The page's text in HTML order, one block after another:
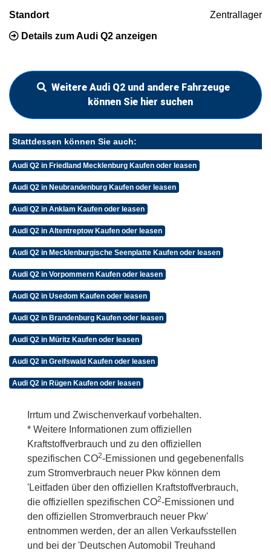
Standort Zentrallager
Details zum Audi Q2 anzeigen
Weitere Audi Q2 und andere Fahrzeuge
können Sie hier suchen
Stattdessen können Sie auch:
Audi Q2 in Friedland Mecklenburg Kaufen oder leasen
Audi Q2 in Neubrandenburg Kaufen oder leasen
Audi Q2 in Anklam Kaufen oder leasen
Audi Q2 in Altentreptow Kaufen oder leasen
Audi Q2 in Mecklenburgische Seenplatte Kaufen oder leasen
Audi Q2 in Vorpommern Kaufen oder leasen
Audi Q2 in Usedom Kaufen oder leasen
Audi Q2 in Brandenburg Kaufen oder leasen
Audi Q2 in Müritz Kaufen oder leasen
Audi Q2 in Greifswald Kaufen oder leasen
Audi Q2 in Rügen Kaufen oder leasen
Irrtum und Zwischenverkauf vorbehalten.
* Weitere Informationen zum offiziellen
Kraftstoffverbrauch und zu den offiziellen
spezifischen CO2-Emissionen und gegebenenfalls
zum Stromverbrauch neuer Pkw können dem
'Leitfaden über den offiziellen Kraftstoffverbrauch,
die offiziellen spezifischen CO2-Emissionen und
den offiziellen Stromverbrauch neuer Pkw'
entnommen werden, der an allen Verkaufsstellen
und bei der 'Deutschen Automobil Treuhand